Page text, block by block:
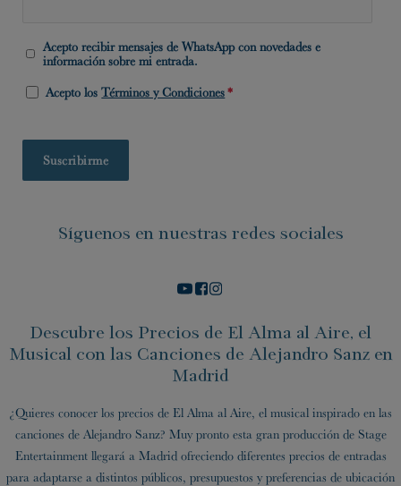
Acepto recibir mensajes de WhatsApp con novedades e
información sobre mi entrada.
Acepto losTérminos y Condiciones*
Síguenos en nuestras redes sociales
Descubre los Precios de El Alma al Aire, el
Musical con las Canciones de Alejandro Sanz en
Madrid
¿Quieres conocer los precios de El Alma al Aire, el musical inspirado en las
canciones de Alejandro Sanz? Muy pronto esta gran producción de Stage
Entertainment llegará a Madrid ofreciendo diferentes precios de entradas
para adaptarse a distintos públicos, presupuestos y preferencias de ubicación